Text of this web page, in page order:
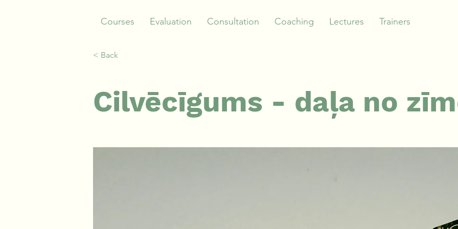
Courses Evaluation Consultation Coaching Lectures Trainers
< Back
Cilvēcīgums - daļa no